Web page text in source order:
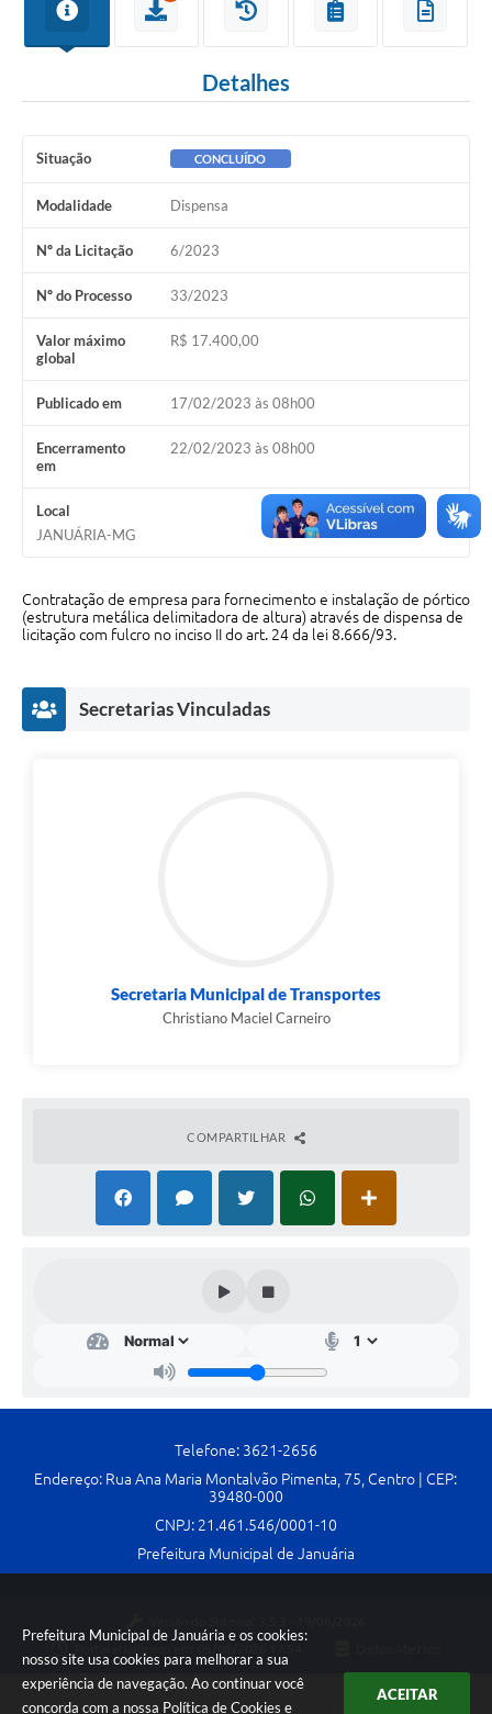
Prefeitura Municipal de Januária e os cookies:
nosso site usa cookies para melhorar a sua
experiência de navegação. Ao continuar você
concorda com a nossa Política de Cookies e
ACEITAR
Carta de Serviços
Turismo
Legislação
Agenda
Telefones Úteis
Ouvidoria
Cavernas do Peruaçu
Galeria de Vídeos
Notícias
Links e Sites
Arquivos para Download
Diário Oficial
Serviços Online
SIC
Detalhes
Situação CONCLUÍDO
Modalidade Dispensa
Nº da Licitação 6/2023
Nº do Processo 33/2023
Valor máximo
global
R$ 17.400,00
Publicado em 17/02/2023 às 08h00
Encerramento
em
22/02/2023 às 08h00
Local
JANUÁRIA-MG
Contratação de empresa para fornecimento e instalação de pórtico
(estrutura metálica delimitadora de altura) através de dispensa de
licitação com fulcro no inciso II do art. 24 da lei 8.666/93.
Secretarias Vinculadas
Secretaria Municipal de Transportes
Christiano Maciel Carneiro
COMPARTILHAR
Telefone: 3621-2656
Endereço: Rua Ana Maria Montalvão Pimenta, 75, Centro | CEP:
39480-000
CNPJ: 21.461.546/0001-10
Prefeitura Municipal de Januária